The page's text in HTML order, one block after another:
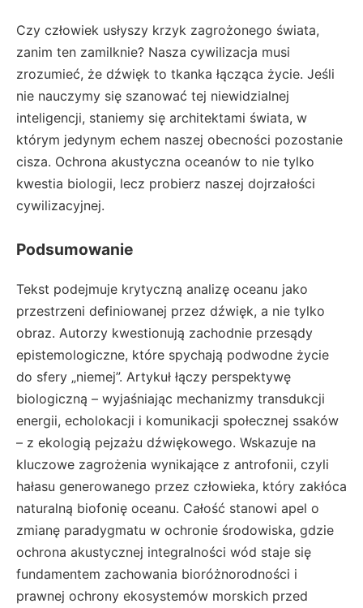
Czy człowiek usłyszy krzyk zagrożonego świata,
zanim ten zamilknie? Nasza cywilizacja musi
zrozumieć, że dźwięk to tkanka łącząca życie. Jeśli
nie nauczymy się szanować tej niewidzialnej
inteligencji, staniemy się architektami świata, w
którym jedynym echem naszej obecności pozostanie
cisza. Ochrona akustyczna oceanów to nie tylko
kwestia biologii, lecz probierz naszej dojrzałości
cywilizacyjnej.
Podsumowanie
Tekst podejmuje krytyczną analizę oceanu jako
przestrzeni definiowanej przez dźwięk, a nie tylko
obraz. Autorzy kwestionują zachodnie przesądy
epistemologiczne, które spychają podwodne życie
do sfery „niemej”. Artykuł łączy perspektywę
biologiczną – wyjaśniając mechanizmy transdukcji
energii, echolokacji i komunikacji społecznej ssaków
– z ekologią pejzażu dźwiękowego. Wskazuje na
kluczowe zagrożenia wynikające z antrofonii, czyli
hałasu generowanego przez człowieka, który zakłóca
naturalną biofonię oceanu. Całość stanowi apel o
zmianę paradygmatu w ochronie środowiska, gdzie
ochrona akustycznej integralności wód staje się
fundamentem zachowania bioróżnorodności i
prawnej ochrony ekosystemów morskich przed